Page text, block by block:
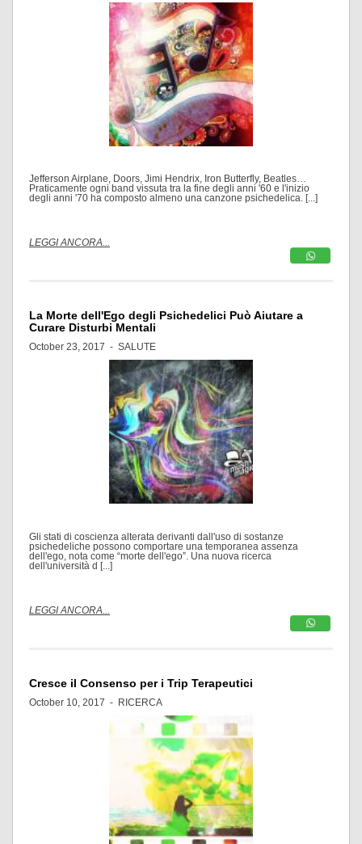
Jefferson Airplane, Doors, Jimi Hendrix, Iron Butterfly, Beatles…
Praticamente ogni band vissuta tra la fine degli anni '60 e l'inizio
degli anni '70 ha composto almeno una canzone psichedelica. [...]
LEGGI ANCORA...
La Morte dell'Ego degli Psichedelici Può Aiutare a
Curare Disturbi Mentali
October 23, 2017 - SALUTE
Gli stati di coscienza alterata derivanti dall'uso di sostanze
psichedeliche possono comportare una temporanea assenza
dell'ego, nota come “morte dell'ego”. Una nuova ricerca
dell'università d [...]
LEGGI ANCORA...
Cresce il Consenso per i Trip Terapeutici
October 10, 2017 - RICERCA